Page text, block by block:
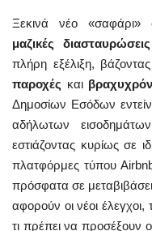
Ξεκινά νέο «σαφάρι»
μαζικές
πλήρη εξέλιξη,
παροχές και
Δημοσίων Εσόδων
αδήλωτων
εστιάζοντας κυρίως σε
πλατφόρμες τύπου
πρόσφατα σε
αφορούν οι νέοι έλεγχοι,
τι πρέπει να προσέξουν